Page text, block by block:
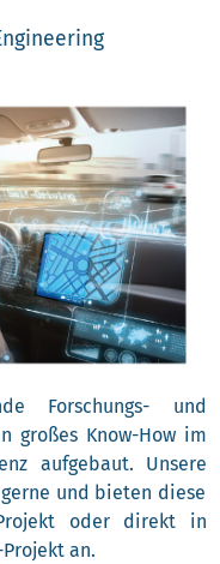
Forschungs- und
großes Know-How im
aufgebaut. Unsere
und bieten diese
oder direkt in
an.